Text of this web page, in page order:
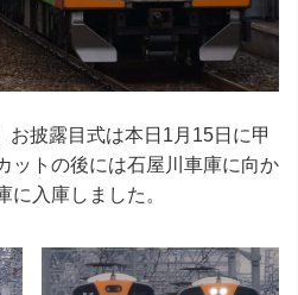
お披露目式は本日1月15日に甲
ットの後には石屋川車庫に向か
に入庫しました。